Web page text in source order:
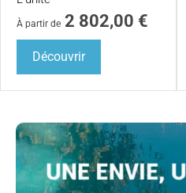
À partir de 2 802,00 €
Découvrir